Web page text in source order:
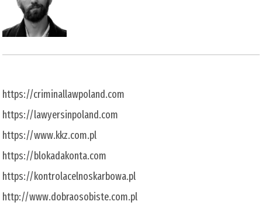
https://criminallawpoland.com
https://lawyersinpoland.com
https://www.kkz.com.pl
https://blokadakonta.com
https://kontrolacelnoskarbowa.pl
http://www.dobraosobiste.com.pl